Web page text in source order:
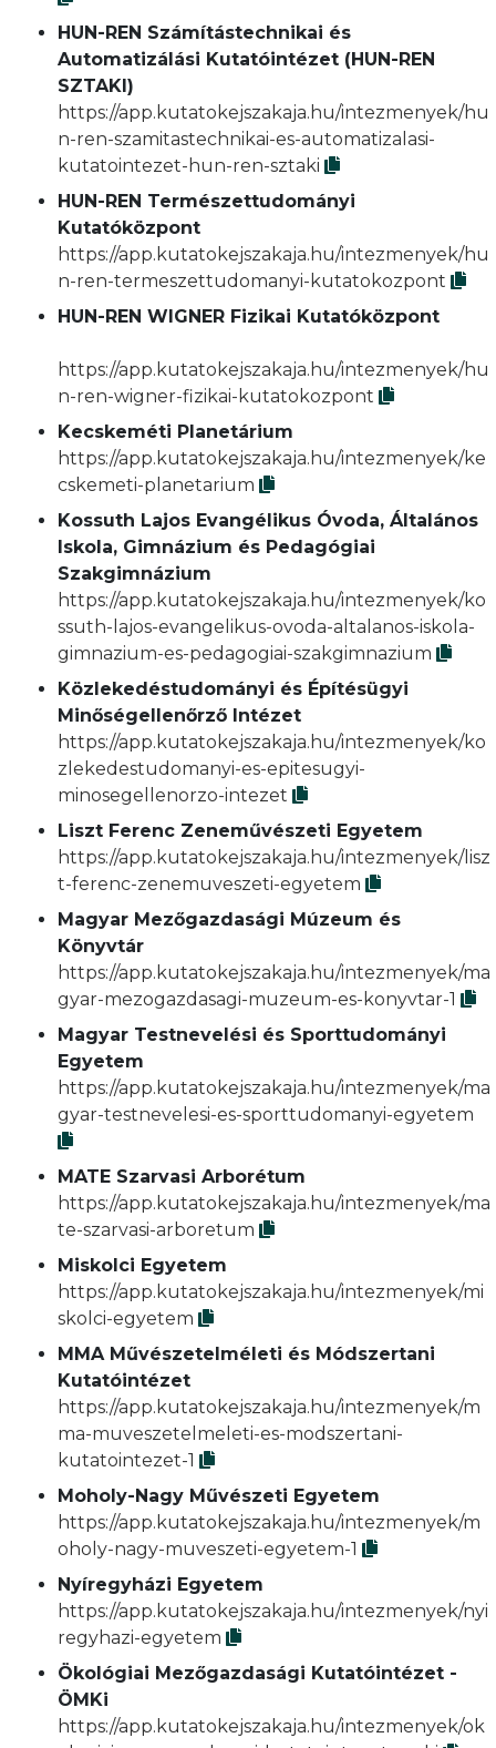
HUN-REN Számítástechnikai és
Automatizálási Kutatóintézet (HUN-REN
SZTAKI)
https://app.kutatokejszakaja.hu/intezmenyek/hu
n-ren-szamitastechnikai-es-automatizalasi-
kutatointezet-hun-ren-sztaki
HUN-REN Természettudományi
Kutatóközpont
https://app.kutatokejszakaja.hu/intezmenyek/hu
n-ren-termeszettudomanyi-kutatokozpont
HUN-REN WIGNER Fizikai Kutatóközpont
https://app.kutatokejszakaja.hu/intezmenyek/hu
n-ren-wigner-fizikai-kutatokozpont
Kecskeméti Planetárium
https://app.kutatokejszakaja.hu/intezmenyek/ke
cskemeti-planetarium
Kossuth Lajos Evangélikus Óvoda, Általános
Iskola, Gimnázium és Pedagógiai
Szakgimnázium
https://app.kutatokejszakaja.hu/intezmenyek/ko
ssuth-lajos-evangelikus-ovoda-altalanos-iskola-
gimnazium-es-pedagogiai-szakgimnazium
Közlekedéstudományi és Építésügyi
Minőségellenőrző Intézet
https://app.kutatokejszakaja.hu/intezmenyek/ko
zlekedestudomanyi-es-epitesugyi-
minosegellenorzo-intezet
Liszt Ferenc Zeneművészeti Egyetem
https://app.kutatokejszakaja.hu/intezmenyek/lisz
t-ferenc-zenemuveszeti-egyetem
Magyar Mezőgazdasági Múzeum és
Könyvtár
https://app.kutatokejszakaja.hu/intezmenyek/ma
gyar-mezogazdasagi-muzeum-es-konyvtar-1
Magyar Testnevelési és Sporttudományi
Egyetem
https://app.kutatokejszakaja.hu/intezmenyek/ma
gyar-testnevelesi-es-sporttudomanyi-egyetem
MATE Szarvasi Arborétum
https://app.kutatokejszakaja.hu/intezmenyek/ma
te-szarvasi-arboretum
Miskolci Egyetem
https://app.kutatokejszakaja.hu/intezmenyek/mi
skolci-egyetem
MMA Művészetelméleti és Módszertani
Kutatóintézet
https://app.kutatokejszakaja.hu/intezmenyek/m
ma-muveszetelmeleti-es-modszertani-
kutatointezet-1
Moholy-Nagy Művészeti Egyetem
https://app.kutatokejszakaja.hu/intezmenyek/m
oholy-nagy-muveszeti-egyetem-1
Nyíregyházi Egyetem
https://app.kutatokejszakaja.hu/intezmenyek/nyi
regyhazi-egyetem
Ökológiai Mezőgazdasági Kutatóintézet -
ÖMKi
https://app.kutatokejszakaja.hu/intezmenyek/ok